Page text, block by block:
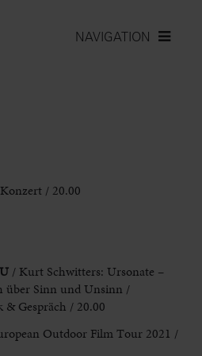
NAVIGATION
/ 20.00
/ Kurt Schwitters: Ursonate –
über Sinn und Unsinn /
Gespräch / 20.00
Outdoor Film Tour 2021 /